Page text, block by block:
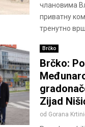
члановима
приватну
тренутно
Brčko
Brčko:
Zijad
od Gorana